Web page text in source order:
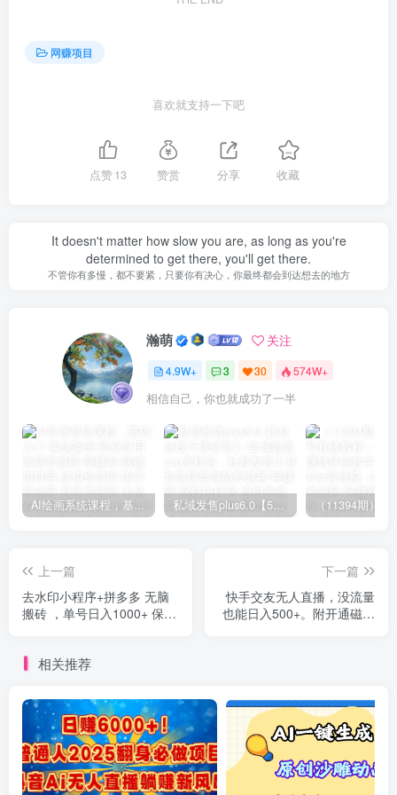
网赚项目
喜欢就支持一下吧
点赞13 赞赏 分享 收藏
It doesn't matter how slow you are, as long as you're
determined to get there, you'll get there.
不管你有多慢，都不要紧，只要你有决心，你最终都会到达想去的地方
瀚萌 关注
4.9W+ 3 30 574W+
相信自己，你也就成功了一半
AI绘画系统课程，基础入门-实战案例-商业应用 私域发售plus6.0【5月份线下课录音】/全域套装sop流程包，社群发售工具套装模型
上一篇
去水印小程序+拼多多 无脑
搬砖 ，单号日入1000+ 保姆
下一篇
快手交友无人直播，没流量
也能日入500+。附开通磁力
相关推荐